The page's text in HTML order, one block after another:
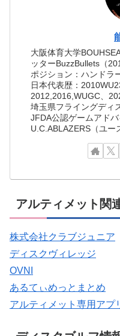
大阪体育大学
ッターBuzzBullets（
ポジション：ハンドラ
日本代表歴：
2012,2016,WUGC、
埼玉県フライングディ
JFDA公認ゲームアド
U.C.ABLAZERS（ユー
アルティメット関
株式会社クラブジュニア
ディスクヴィレッジ
OVNI
あるてぃめっとまとめ
アルティメット専用アプ